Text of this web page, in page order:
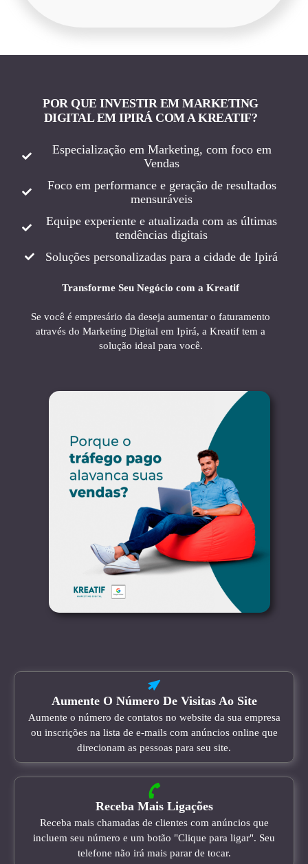
POR QUE INVESTIR EM MARKETING
DIGITAL EM IPIRÁ COM A KREATIF?
Especialização em Marketing, com foco em
Vendas
Foco em performance e geração de resultados
mensuráveis
Equipe experiente e atualizada com as últimas
tendências digitais
Soluções personalizadas para a cidade de Ipirá
Transforme Seu Negócio com a Kreatif
Se você é empresário da deseja aumentar o faturamento
através do Marketing Digital em Ipirá, a Kreatif tem a
solução ideal para você.
Aumente O Número De Visitas Ao Site
Aumente o número de contatos no website da sua empresa
ou inscrições na lista de e-mails com anúncios online que
direcionam as pessoas para seu site.
Receba Mais Ligações
Receba mais chamadas de clientes com anúncios que
incluem seu número e um botão "Clique para ligar". Seu
telefone não irá mais parar de tocar.